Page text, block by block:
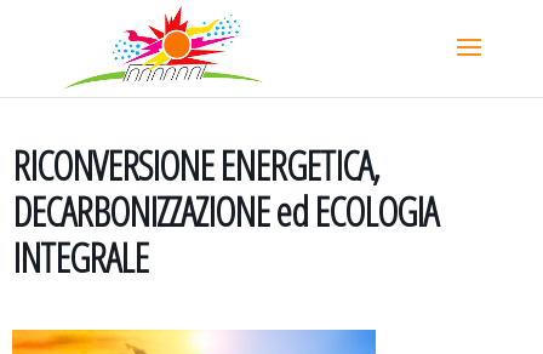
RICONVERSIONE ENERGETICA,
DECARBONIZZAZIONE ed ECOLOGIA
INTEGRALE